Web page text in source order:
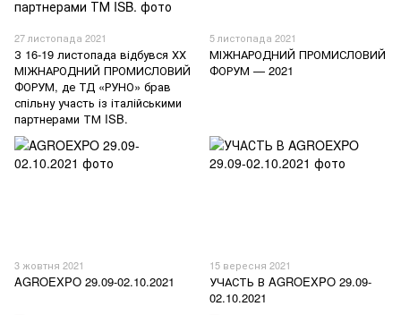
27 листопада 2021
З 16-19 листопада відбувся ХХ
МІЖНАРОДНИЙ ПРОМИСЛОВИЙ
ФОРУМ, де ТД «РУНО» брав
спільну участь із італійськими
партнерами ТМ ISB.
5 листопада 2021
МІЖНАРОДНИЙ ПРОМИСЛОВИЙ
ФОРУМ — 2021
3 жовтня 2021
AGROEXPO 29.09-02.10.2021
15 вересня 2021
УЧАСТЬ В AGROEXPO 29.09-
02.10.2021